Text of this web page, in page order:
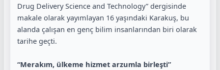
Drug Delivery Science and Technology” dergisinde
makale olarak yayımlayan 16 yaşındaki Karakuş, bu
alanda çalışan en genç bilim insanlarından biri olarak
tarihe geçti.
“Merakım, ülkeme hizmet arzumla birleşti”